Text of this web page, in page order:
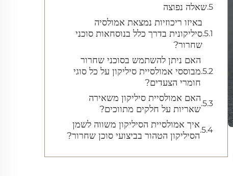
שאלה נפוצה
באיזו ריכוזיות נמצאת אמולסיה
סיליקונית בדרך כלל בנוסחאות סוכני
שחרור?
האם ניתן להשתמש בסוכני שחרור
מבוססי אמולסיית סיליקון על כל סוגי
חומרי הצעדים?
האם אמולסיית סיליקון משאירה
שאריות על חלקים מתווכים?
איך אמולסיית הסיליקון משווה לשמן
הסיליקון הטהור בביצועי סוכן שחרור?